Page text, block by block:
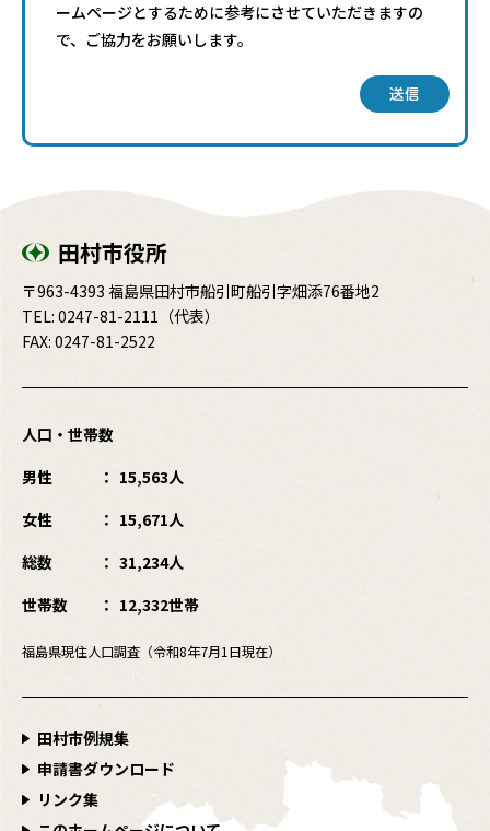
ームページとするために参考にさせていただきますの
で、ご協力をお願いします。
送信
田村市役所
〒963-4393 福島県田村市船引町船引字畑添76番地2
TEL: 0247-81-2111 （代表）
FAX: 0247-81-2522
人口・世帯数
男性
15,563人
女性
15,671人
総数
31,234人
世帯数
12,332世帯
福島県現住人口調査（令和8年7月1日現在）
田村市例規集
申請書ダウンロード
リンク集